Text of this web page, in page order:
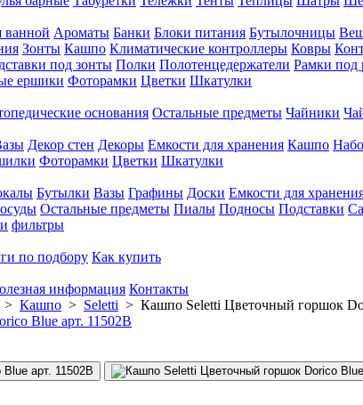
ванной Ароматы Банки Блоки питания Бутылочницы
Зонты Кашпо Климатические контроллеры Ковры
под зонты Полки Полотенцедержатели Рамки под
ершики Фоторамки Цветки Шкатулки
основания Остальные предметы Чайники
Декор стен Декоры Емкости для хранения Кашпо
Фоторамки Цветки Шкатулки
Бутылки Вазы Графины Доски Емкости для
Остальные предметы Пиалы Подносы Подставки
фильтры
по подбору Как купить
информация Контакты
> Кашпо > Seletti > Кашпо Seletti Цветочный горшок